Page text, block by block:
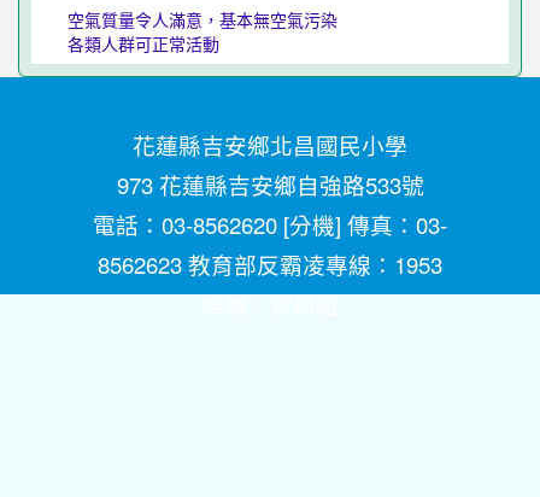
空氣質量令人滿意，基本無空氣污染
各類人群可正常活動
花蓮縣吉安鄉北昌國民小學
973 花蓮縣吉安鄉自強路533號
電話：03-8562620 [分機] 傳真：03-
8562623 教育部反霸凌專線：1953
維護：資訊組